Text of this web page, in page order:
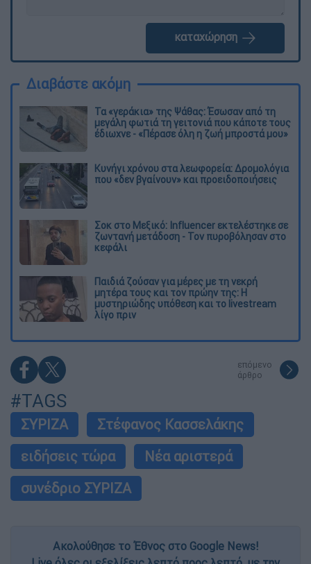
καταχώρηση
Διαβάστε ακόμη
Τα «γεράκια» της Ψάθας: Έσωσαν από τη
μεγάλη φωτιά τη γειτονιά που κάποτε τους
έδιωχνε - «Πέρασε όλη η ζωή μπροστά μου»
Κυνήγι χρόνου στα λεωφορεία: Δρομολόγια
που «δεν βγαίνουν» και προειδοποιήσεις
Σοκ στο Μεξικό: Influencer εκτελέστηκε σε
ζωντανή μετάδοση - Τον πυροβόλησαν στο
κεφάλι
Παιδιά ζούσαν για μέρες με τη νεκρή
μητέρα τους και τον πρώην της: Η
μυστηριώδης υπόθεση και το livestream
λίγο πριν
επόμενο
άρθρο
#TAGS
ΣΥΡΙΖΑ
Στέφανος Κασσελάκης
ειδήσεις τώρα
Νέα αριστερά
συνέδριο ΣΥΡΙΖΑ
Ακολούθησε το Έθνος στο Google News!